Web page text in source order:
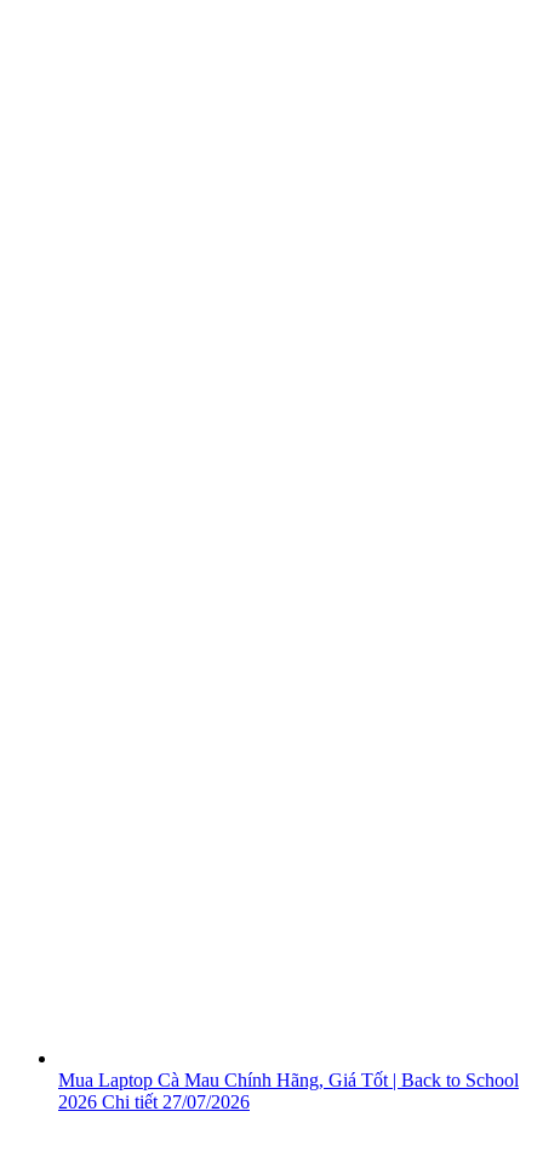
Mua Laptop Cà Mau Chính Hãng, Giá Tốt | Back to School
2026 Chi tiết 27/07/2026